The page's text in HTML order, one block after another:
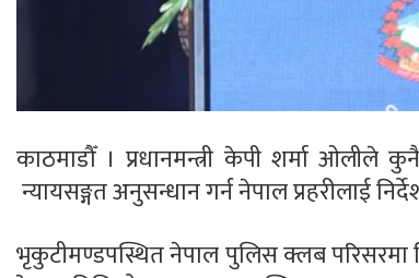
काठमाडौँ । प्रधानमन्त्री केपी शर्मा ओलीले
न्यायसङ्गत अनुसन्धान गर्न नेपाल प्रहरीलाई
भृकुटीमण्डपस्थित नेपाल पुलिस क्लब परिसरमा